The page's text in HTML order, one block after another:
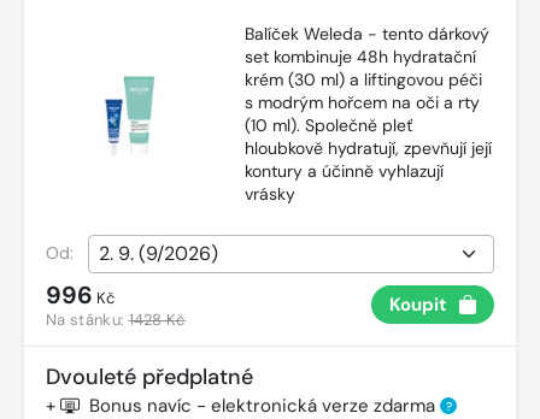
Balíček Weleda - tento dárkový
set kombinuje 48h hydratační
krém (30 ml) a liftingovou péči
s modrým hořcem na oči a rty
(10 ml). Společně pleť
hloubkově hydratují, zpevňují její
kontury a účinně vyhlazují
vrásky
Od:
996 Kč
Na stánku:1428 Kč
Koupit
Dvouleté předplatné
+ Bonus navíc - elektronická verze zdarma ?